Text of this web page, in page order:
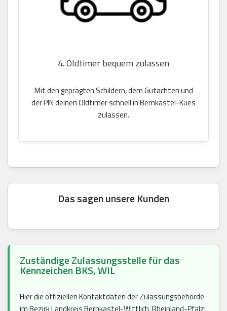
4. Oldtimer bequem zulassen
Mit den geprägten Schildern, dem Gutachten und
der PIN deinen Oldtimer schnell in Bernkastel-Kues
zulassen.
Das sagen unsere Kunden
Zuständige Zulassungsstelle für das
Kennzeichen BKS, WIL
Hier die offiziellen Kontaktdaten der Zulassungsbehörde
im Bezirk Landkreis Bernkastel-Wittlich, Rheinland-Pfalz: